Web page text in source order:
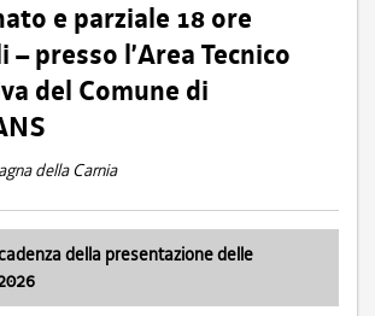
e parziale 18 ore
presso l’Area Tecnico
del Comune di
della Carnia
della presentazione delle